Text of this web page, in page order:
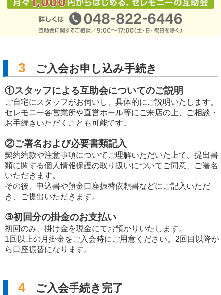
3 ご入会お申し込み手続き
①スタッフによる互助会についてのご説明
ご自宅にスタッフがお伺いし、具体的にご説明いたします。
セレモニー各営業所や直営ホール等にご来店の上、ご相談・
お手続きいただくことも可能です。
②ご署名および必要書類記入
契約約款や注意事項についてご理解いただいた上で、提出書
類に関する個人情報保護の取り扱いについてご同意、ご署名
いただきます。
その後、申込書や預金口座振替依頼書などにご記入いただ
き、ご提出いただきます。
③初回分の掛金のお支払い
初回のみ、掛け金を現金にてお預かりいたします。
1回以上の月掛金をご入会時にご用意ください。2回目以降か
ら口座振替になります。
4 ご入会手続き完了